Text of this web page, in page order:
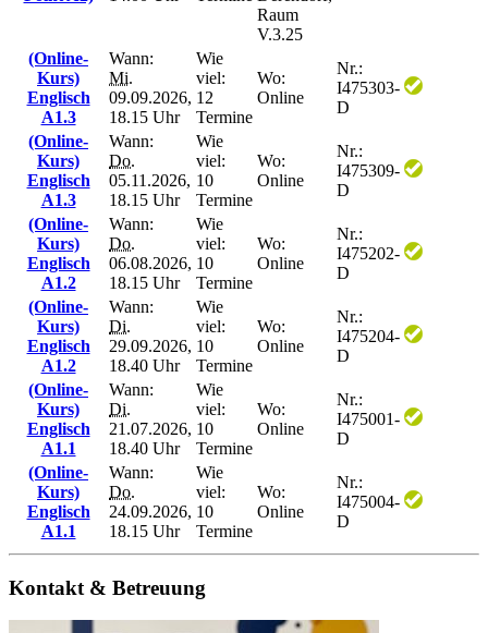
Raum
V.3.25
(Online-
Kurs)
Englisch
A1.3
Wann:
Mi.
09.09.2026,
18.15 Uhr
Wie
viel:
12
Termine
Wo:
Online
Nr.:
I475303-
D
(Online-
Kurs)
Englisch
A1.3
Wann:
Do.
05.11.2026,
18.15 Uhr
Wie
viel:
10
Termine
Wo:
Online
Nr.:
I475309-
D
(Online-
Kurs)
Englisch
A1.2
Wann:
Do.
06.08.2026,
18.15 Uhr
Wie
viel:
10
Termine
Wo:
Online
Nr.:
I475202-
D
(Online-
Kurs)
Englisch
A1.2
Wann:
Di.
29.09.2026,
18.40 Uhr
Wie
viel:
10
Termine
Wo:
Online
Nr.:
I475204-
D
(Online-
Kurs)
Englisch
A1.1
Wann:
Di.
21.07.2026,
18.40 Uhr
Wie
viel:
10
Termine
Wo:
Online
Nr.:
I475001-
D
(Online-
Kurs)
Englisch
A1.1
Wann:
Do.
24.09.2026,
18.15 Uhr
Wie
viel:
10
Termine
Wo:
Online
Nr.:
I475004-
D
Kontakt & Betreuung